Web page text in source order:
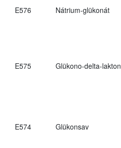
E576 Nátrium-glükonát
E575 Glükono-delta-lakton
E574 Glükonsav